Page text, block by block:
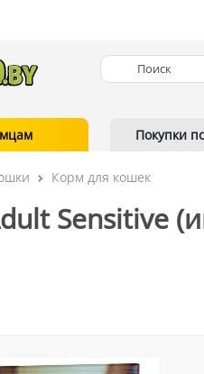
Покупки
Корм для кошек
Sensitive